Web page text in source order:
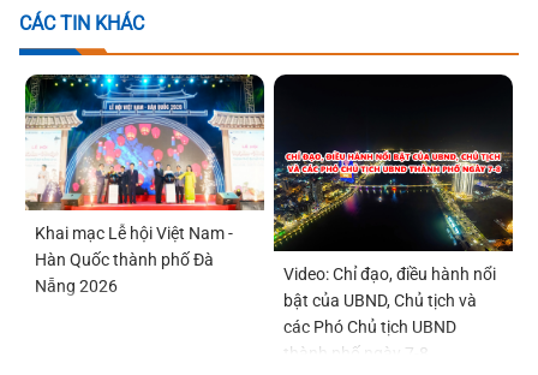
CÁC TIN KHÁC
Khai mạc Lễ hội Việt Nam -
Hàn Quốc thành phố Đà
Nẵng 2026
Video: Chỉ đạo, điều hành nổi
bật của UBND, Chủ tịch và
các Phó Chủ tịch UBND
thành phố ngày 7-8